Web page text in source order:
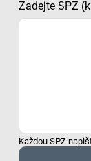
Zadejte SPZ
Každou SPZ